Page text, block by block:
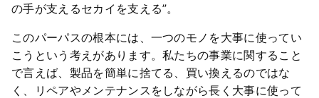
の手が支えるセカイを支える”。
このパーパスの根本には、一つのモノを大事に使ってい
こうという考えがあります。私たちの事業に関すること
で言えば、製品を簡単に捨てる、買い換えるのではな
く、リペアやメンテナンスをしながら長く大事に使って